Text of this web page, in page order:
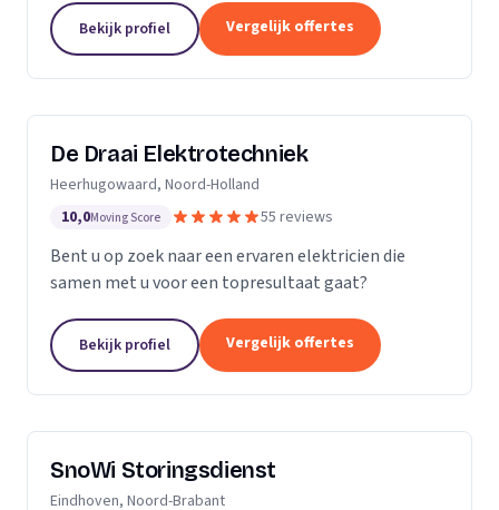
meterkasten. Wij komen altijd langs om passend
advies...
Bekijk profiel Vergelijk offertes
De Draai Elektrotechniek
Heerhugowaard, Noord-Holland
10,0Moving Score 55 reviews
Bent u op zoek naar een ervaren elektricien die
samen met u voor een topresultaat gaat?
Bekijk profiel Vergelijk offertes
SnoWi Storingsdienst
Eindhoven, Noord-Brabant